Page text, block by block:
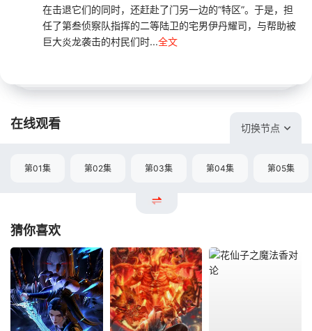
在击退它们的同时，还赶赴了门另一边的“特区”。于是，担
任了第叁侦察队指挥的二等陆卫的宅男伊丹耀司，与帮助被
巨大炎龙袭击的村民们时...全文
在线观看 切换节点
第01集 第02集 第03集 第04集 第05集
猜你喜欢